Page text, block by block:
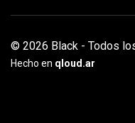
© 2026 Black - Todos
Hecho en qloud.ar